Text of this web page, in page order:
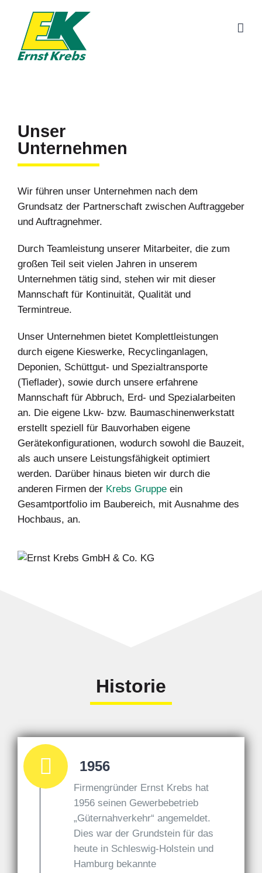
springen
Unser
Unternehmen
Wir führen unser Unternehmen nach dem
Grundsatz der Partnerschaft zwischen Auftraggeber
und Auftragnehmer.
Durch Teamleistung unserer Mitarbeiter, die zum
großen Teil seit vielen Jahren in unserem
Unternehmen tätig sind, stehen wir mit dieser
Mannschaft für Kontinuität, Qualität und
Termintreue.
Unser Unternehmen bietet Komplettleistungen
durch eigene Kieswerke, Recyclinganlagen,
Deponien, Schüttgut- und Spezialtransporte
(Tieflader), sowie durch unsere erfahrene
Mannschaft für Abbruch, Erd- und Spezialarbeiten
an. Die eigene Lkw- bzw. Baumaschinenwerkstatt
erstellt speziell für Bauvorhaben eigene
Gerätekonfigurationen, wodurch sowohl die Bauzeit,
als auch unsere Leistungsfähigkeit optimiert
werden. Darüber hinaus bieten wir durch die
anderen Firmen der Krebs Gruppe ein
Gesamtportfolio im Baubereich, mit Ausnahme des
Hochbaus, an.
Historie
1956
Firmengründer Ernst Krebs hat
1956 seinen Gewerbebetrieb
„Güternahverkehr“ angemeldet.
Dies war der Grundstein für das
heute in Schleswig-Holstein und
Hamburg bekannte